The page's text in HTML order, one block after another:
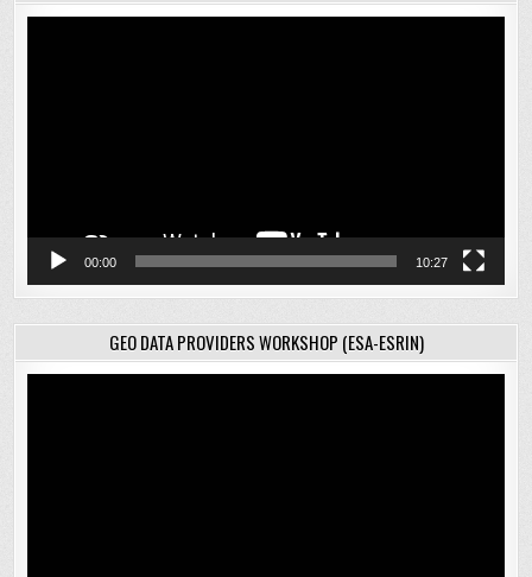
00:00 10:27
GEO DATA PROVIDERS WORKSHOP (ESA-ESRIN)